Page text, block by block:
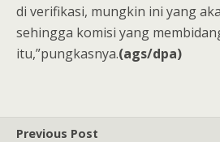
di verifikasi, mungkin ini yang
sehingga komisi yang
itu,”pungkasnya.(ags/dpa)
Previous Post